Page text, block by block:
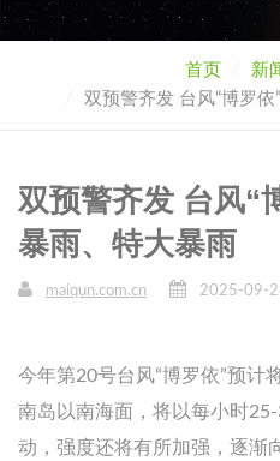
首页 新
双预警齐发 台风“博罗
双预警齐发 台风“
暴雨、特大暴雨
maiqun.com.cn 2025-09-
今年第20号台风“博罗依”预计
南岛以南海面，将以每小时
动，强度还将有所加强，逐渐